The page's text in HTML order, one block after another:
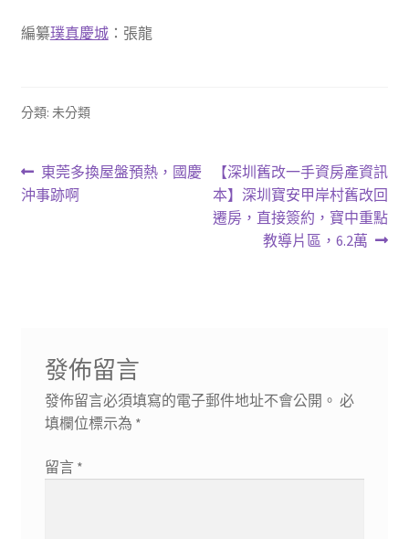
編纂璞真慶城：張龍
分類: 未分類
文
章
上
一
東莞多換屋盤預熱，國慶
沖事跡啊
下
一
篇
【深圳舊改一手資房產資訊
本】深圳寶安甲岸村舊改回
遷房，直接簽約，寶中重點
教導片區，6.2萬
發佈留言
發佈留言必須填寫的電子郵件地址不會公開。 必
填欄位標示為 *
留言 *